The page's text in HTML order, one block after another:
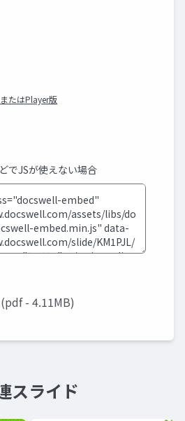
またはPlayer版
でJSが使えない場合
- 4.11MB)
スライド